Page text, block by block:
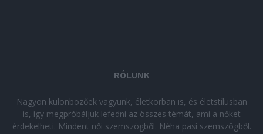
RÓLUNK
Nagyon különbözőek vagyunk, életkorban is, és életstílusban
is, így megpróbáljuk lefedni az összes témát, ami a nőket
érdekelheti. Mindent női szemszögből. Néha pasi szemszögből.